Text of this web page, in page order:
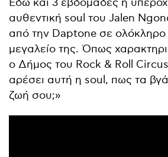
Εδώ και 3 εβδομάδες η
αυθεντική soul του Jalen
από την Daptone σε ολόκληρο
μεγαλείο της. Όπως
ο Δήμος του Rock & Roll
αρέσει αυτή η soul, πως τα
ζωή σου;»